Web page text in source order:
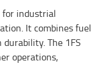
for industrial
It combines fuel
The 1FS
operations,